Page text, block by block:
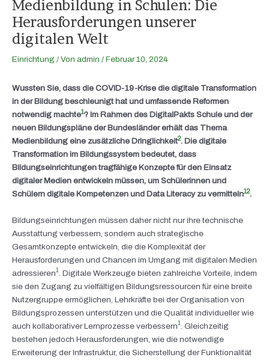
Medienbildung in Schulen: Die
Herausforderungen unserer
digitalen Welt
Einrichtung / Von admin / Februar 10, 2024
Wussten Sie, dass die COVID-19-Krise die digitale Transformation
in der Bildung beschleunigt hat und umfassende Reformen
notwendig machte1? Im Rahmen des DigitalPakts Schule und der
neuen Bildungspläne der Bundesländer erhält das Thema
Medienbildung eine zusätzliche Dringlichkeit2. Die digitale
Transformation im Bildungssystem bedeutet, dass
Bildungseinrichtungen tragfähige Konzepte für den Einsatz
digitaler Medien entwickeln müssen, um Schülerinnen und
Schülern digitale Kompetenzen und Data Literacy zu vermitteln12.
Bildungseinrichtungen müssen daher nicht nur ihre technische
Ausstattung verbessern, sondern auch strategische
Gesamtkonzepte entwickeln, die die Komplexität der
Herausforderungen und Chancen im Umgang mit digitalen Medien
adressieren1 . Digitale Werkzeuge bieten zahlreiche Vorteile, indem
sie den Zugang zu vielfältigen Bildungsressourcen für eine breite
Nutzergruppe ermöglichen, Lehrkräfte bei der Organisation von
Bildungsprozessen unterstützen und die Qualität individueller wie
auch kollaborativer Lernprozesse verbessern1 . Gleichzeitig
bestehen jedoch Herausforderungen, wie die notwendige
Erweiterung der Infrastruktur, die Sicherstellung der Funktionalität